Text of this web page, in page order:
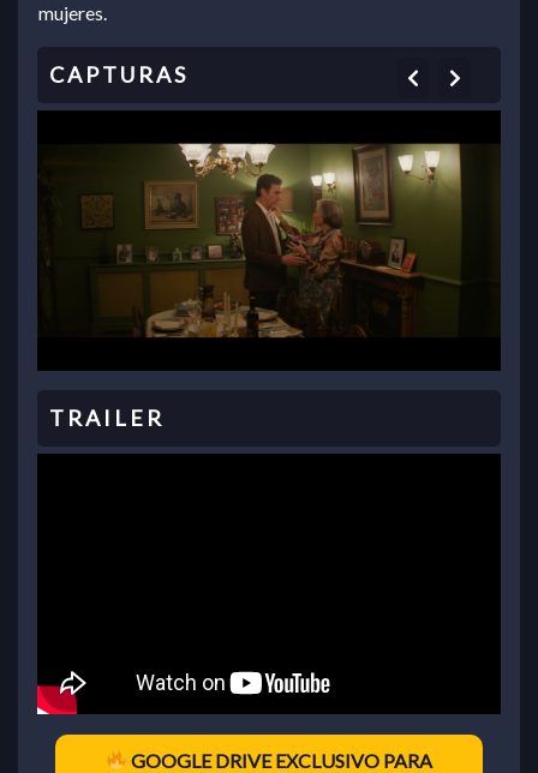
mujeres.
Previous
GOOGLE DRIVE EXCLUSIVO PARA